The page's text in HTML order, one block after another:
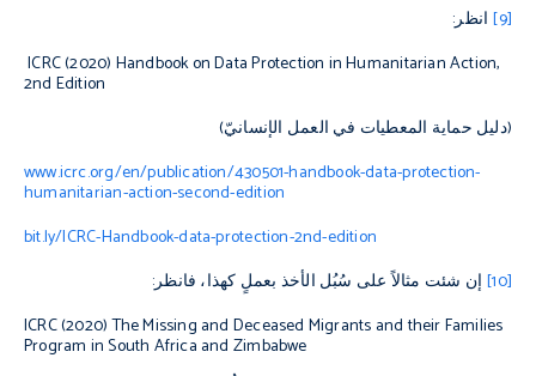
[9] انظر:
ICRC (2020) Handbook on Data Protection in Humanitarian Action,
2nd Edition
(دليل حماية المعطيات في العمل الإنسانيّ)
www.icrc.org/en/publication/430501-handbook-data-protection-
humanitarian-action-second-edition
bit.ly/ICRC-Handbook-data-protection-2nd-edition
[10] إن شئت مثالاً على سُبُل الأخذ بعملٍ كهذا، فانظر:
ICRC (2020)The Missing and Deceased Migrants and their Families
Program in South Africa and Zimbabwe